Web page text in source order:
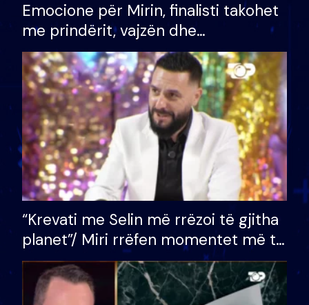
Emocione për Mirin, finalisti takohet
me prindërit, vajzën dhe
bashkëshorten: S’kemi ndonjë letër
divorci apo jo?
“Krevati me Selin më rrëzoi të gjitha
planet”/ Miri rrëfen momentet më të
bukura në shtëpinë e BB VIP: Do më
mungojë zilja e mëngjesit kur…